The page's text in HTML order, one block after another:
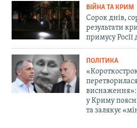
ВІЙНА ТА КРИМ
Сорок днів,
результати
примусу Росії
ПОЛІТИКА
у Криму
та залякує